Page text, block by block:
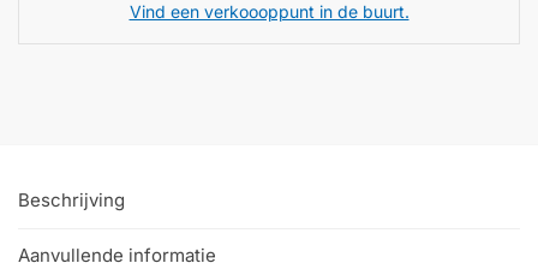
Vind een verkoooppunt in de buurt.
Beschrijving
Aanvullende informatie